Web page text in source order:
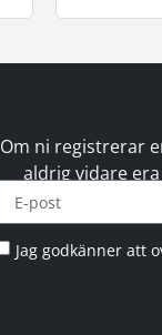
Om ni registrerar
aldrig vidare
Jag godkänner att